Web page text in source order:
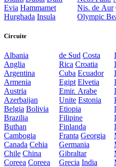
Evia Hammamet
Hurghada Insula
Nis. de Aur
Olympic
Circuite
Albania
Anglia
Argentina
Armenia
Austria
Azerbaijan
Belgia Bolivia
Brazilia
Buthan
Cambogia
Canada Cehia
Chile China
Coreea Coreea
de Sud Costa
Rica Croatia
Cuba Ecuador
Egipt Elvetia
Emir. Arabe
Unite Estonia
Etiopia
Filipine
Finlanda
Franta Georgia
Germania
Gibraltar
Grecia India